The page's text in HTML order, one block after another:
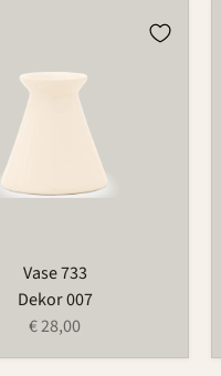
Vase 733
Dekor 007
€ 28,00